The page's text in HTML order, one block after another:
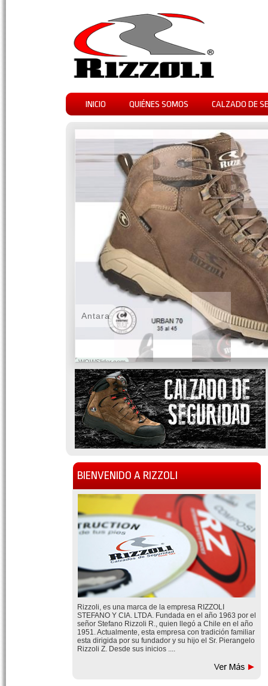
INICIO QUIÉNES SOMOS CALZADO DE
WOWSlider.com
Antara
BIENVENIDO A RIZZOLI
Rizzoli, es una marca de la empresa RIZZOLI
STEFANO Y CIA. LTDA. Fundada en el año 1963 por el
señor Stefano Rizzoli R., quien llegó a Chile en el año
1951. Actualmente, esta empresa con tradición familiar
esta dirigida por su fundador y su hijo el Sr. Pierangelo
Rizzoli Z. Desde sus inicios ....